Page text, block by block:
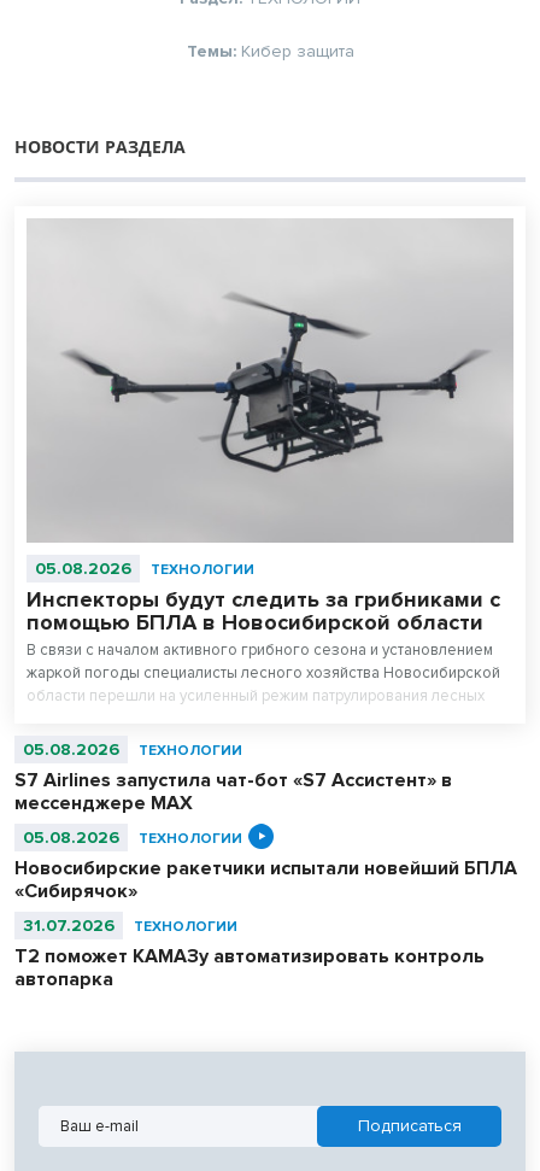
Темы: Кибер защита
НОВОСТИ РАЗДЕЛА
05.08.2026 ТЕХНОЛОГИИ
Инспекторы будут следить за грибниками с
помощью БПЛА в Новосибирской области
В связи с началом активного грибного сезона и установлением
жаркой погоды специалисты лесного хозяйства Новосибирской
области перешли на усиленный режим патрулирования лесных
05.08.2026 ТЕХНОЛОГИИ
S7 Airlines запустила чат-бот «S7 Ассистент» в
мессенджере MAX
05.08.2026 ТЕХНОЛОГИИ
Новосибирские ракетчики испытали новейший БПЛА
«Сибирячок»
31.07.2026 ТЕХНОЛОГИИ
T2 поможет КАМАЗу автоматизировать контроль
автопарка